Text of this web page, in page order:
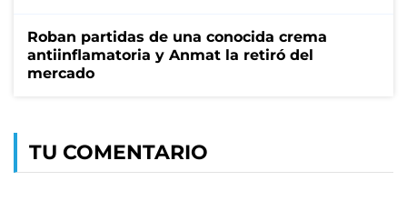
Roban partidas de una conocida crema
antiinflamatoria y Anmat la retiró del
mercado
TU COMENTARIO